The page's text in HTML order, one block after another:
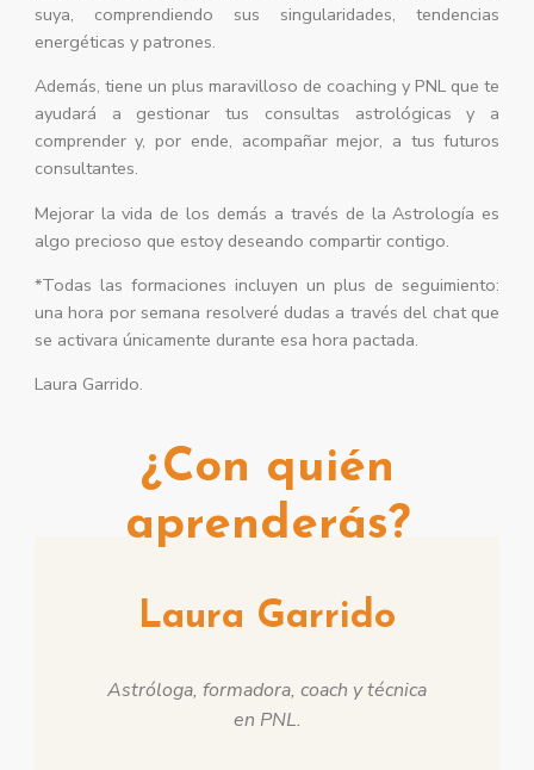
suya, comprendiendo sus singularidades, tendencias
energéticas y patrones.
Además, tiene un plus maravilloso de coaching y PNL que te
ayudará a gestionar tus consultas astrológicas y a
comprender y, por ende, acompañar mejor, a tus futuros
consultantes.
Mejorar la vida de los demás a través de la Astrología es
algo precioso que estoy deseando compartir contigo.
*Todas las formaciones incluyen un plus de seguimiento:
una hora por semana resolveré dudas a través del chat que
se activara únicamente durante esa hora pactada.
Laura Garrido.
¿Con quién
aprenderás?
Laura Garrido
Astróloga, formadora, coach y técnica
en PNL.